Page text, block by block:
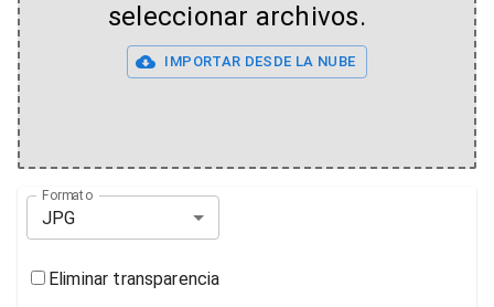
seleccionar archivos.
IMPORTAR DESDE LA NUBE
Formato
JPG
Eliminar transparencia